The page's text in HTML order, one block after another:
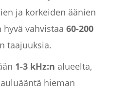
ja korkeiden äänien
vahvistaa 60-200
n taajuuksia.
1-3 kHz:n alueelta,
hieman